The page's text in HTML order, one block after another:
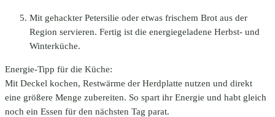
Mit gehackter Petersilie oder etwas frischem Brot aus der
Region servieren. Fertig ist die energiegeladene Herbst- und
Winterküche.
Energie-Tipp für die Küche:
Mit Deckel kochen, Restwärme der Herdplatte nutzen und direkt
eine größere Menge zubereiten. So spart ihr Energie und habt gleich
noch ein Essen für den nächsten Tag parat.